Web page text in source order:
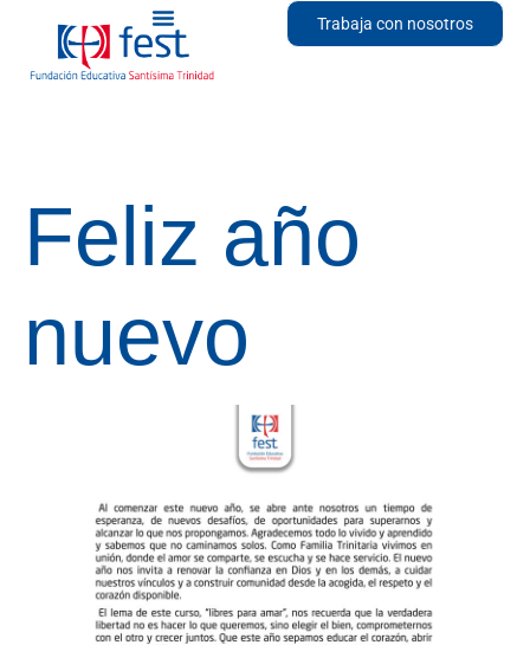
Trabaja con nosotros
Feliz año
nuevo